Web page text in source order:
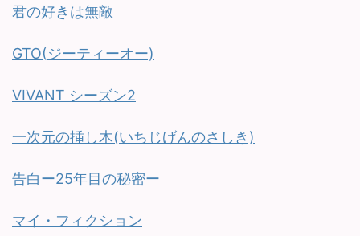
君の好きは無敵
GTO(ジーティーオー)
VIVANT シーズン2
一次元の挿し木(いちじげんのさしき)
告白ー25年目の秘密ー
マイ・フィクション